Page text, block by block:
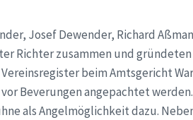
Josef Dewender, Richard
Richter zusammen und
Vereinsregister beim Amtsgericht
Beverungen angepachtet
als Angelmöglichkeit dazu.